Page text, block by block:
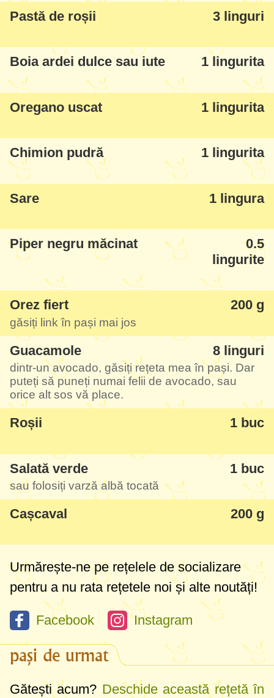
curgă peste tot când îl asamblați.
Pastă de roșii 3 linguri
Boia ardei dulce sau iute 1 lingurita
Oregano uscat 1 lingurita
Chimion pudră 1 lingurita
Sare 1 lingura
Piper negru măcinat
0.5
lingurite
Orez fiert 200 g
găsiți link în pași mai jos
Guacamole 8 linguri
dintr-un avocado, găsiți rețeta mea în pași. Dar
puteți să puneți numai felii de avocado, sau
orice alt sos vă place.
Roșii 1 buc
Salată verde 1 buc
sau folosiți varză albă tocată
Cașcaval 200 g
Urmărește-ne pe rețelele de socializare
pentru a nu rata rețetele noi și alte noutăți!
Facebook Instagram
pași de urmat
Gătești acum? Deschide această rețetă în